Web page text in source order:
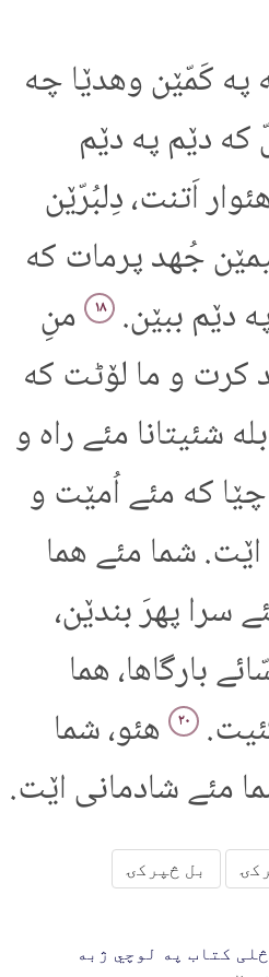
په کَمّێن وهدێا چه
که دێم په دێم
اَتنت، دِلبُرّێن
جُهد پرمات که
دێم ببێن.
۱۸ منِ
کرت و ما لۆٹت که
شئیتانا مئے راه و
که مئے اُمێت و
شما مئے هما
سرا پهرَ بندێن،
بارگاها، هما
۲۰ هئو، شما
مئے شادمانی اێت.
بل څپرکۍ
کتاب په لوچي ژبه